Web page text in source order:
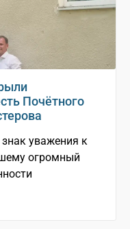
Почётного
уважения к
огромный